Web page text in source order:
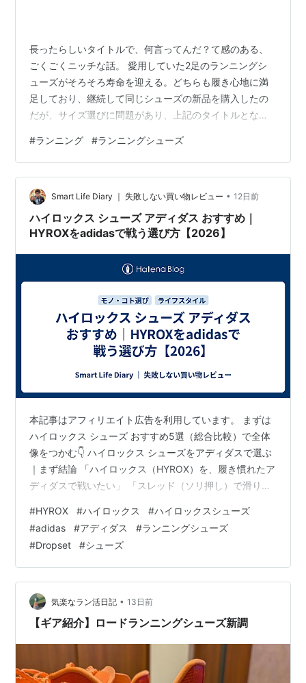
長ったらしいタイトルで、何言ってんだ？て感のある、
ごくごくニッチな話。 愛用していた2足のランニングシ
ューズがそろそろ寿命を迎える。どちらも履き心地に満
足しており、継続して同じシューズの新品を購入したの
だが、サイズ選びに問題があり、上記のタイトルとなっ
NOVABLAST 5 [アシックス] ランニングシューズ
NOVABLAST 5 ブルーベル/ライラック ヒント 25.0 cm
E asics(アシックス) Amazon これのレディース 24.0 ㎝
のワイドモデルを履いていたのだが、いつの間にか同じ
サイズの在庫は全くなくなってしまった…
#ランニング #ランニングシューズ
Smart Life Diary ｜ 失敗しない買い物レビュー • 12日前
ハイロックス シューズ アディダス おすすめ｜
HYROXをadidasで戦う選び方【2026】
本記事はアフィリエイト広告を利用しています。 まずは
ハイロックス シューズ おすすめ5選（総合比較）で全体
像をつかむ👇 ハイロックス シューズをアディダスで選ぶ
｜まず結論 「ハイロックス（HYROX）を、履き慣れたア
ディダスで戦いたい」 「スレッド（ソリ押し）で滑りた
と、アディダスの武器は“Continentalラバーの圧倒的なグ
リップ”です。 HYROX公式パートナーはPUMAですが、
会場のターフやラバーマット、スレッド種目で 「1歩も滑
って損したくない」という人にとって、adidasの防滑性
は大きな強みになります。 さらにアディダス…
#HYROX #ハイロックス #ハイロックスシューズ
#adidas #アディダス #ランニングシューズ
#Dropset #シューズ
気楽なラン活日記 • 13日前
【ギア紹介】ロードランニングシューズ新調